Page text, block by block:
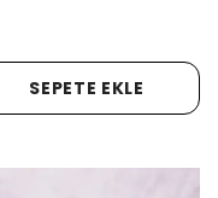
SEPETE EKLE